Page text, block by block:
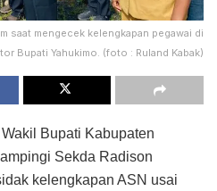
saat mengecek kelengkapan pegawai di
Bupati Yahukimo. (foto : Ruland Kabak)
Wakil Bupati Kabupaten
Sekda Radison
kelengkapan ASN usai